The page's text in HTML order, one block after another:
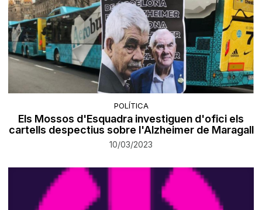
POLÍTICA
Els Mossos d'Esquadra investiguen d'ofici els
cartells despectius sobre l'Alzheimer de Maragall
10/03/2023